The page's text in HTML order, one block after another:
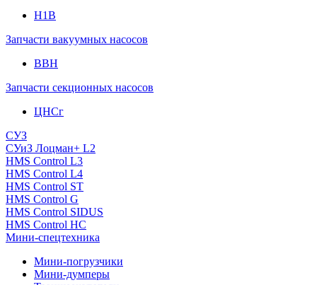
Н1В
Запчасти вакуумных насосов
ВВН
Запчасти секционных насосов
ЦНСг
СУЗ
СУиЗ Лоцман+ L2
HMS Control L3
HMS Control L4
HMS Control ST
HMS Control G
HMS Control SIDUS
HMS Control HC
Мини-спецтехника
Мини-погрузчики
Мини-думперы